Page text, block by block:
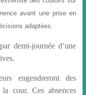
avant une prise en
adaptées.
demi-journée d’une
engendreront des
cour. Ces absences